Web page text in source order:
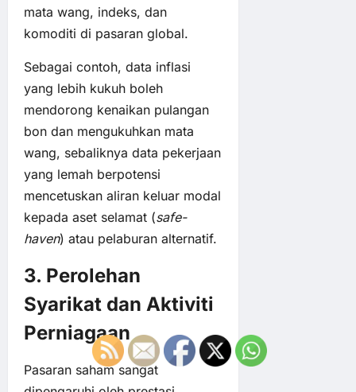
mata wang, indeks, dan
komoditi di pasaran global.
Sebagai contoh, data inflasi
yang lebih kukuh boleh
mendorong kenaikan pulangan
bon dan mengukuhkan mata
wang, sebaliknya data pekerjaan
yang lemah berpotensi
mencetuskan aliran keluar modal
kepada aset selamat (safe-
haven) atau pelaburan alternatif.
3. Perolehan
Syarikat dan Aktiviti
Perniagaan
Pasaran saham sangat